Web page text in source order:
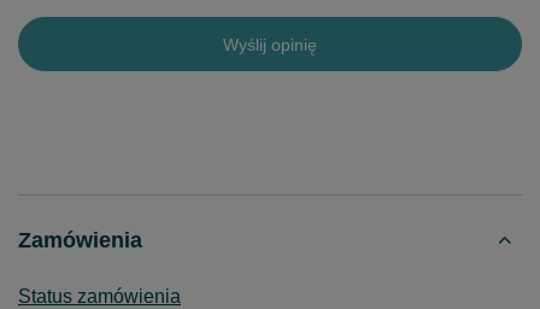
Wyślij opinię
Zamówienia
Status zamówienia